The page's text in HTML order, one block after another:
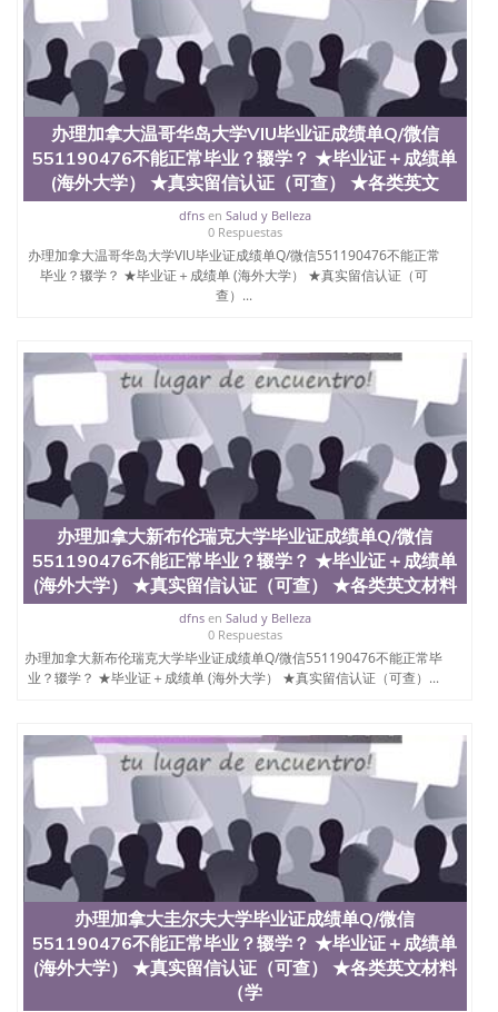
料； 5、等待结果，完成结果书留服直接邮寄给客户
6、客户确认收到结果，付余款。 我们对海外大学及
学院的毕业证成绩单所使用的材料，尺寸大小，防伪
结构（包括：水印，阴影底纹，钢印LOGO烫金烫
银，LOGO烫金烫银复合重叠。 文字图案浮雕，激光
镭射，紫外荧光，温感，复印防伪）都有原版本文凭
对照。质量得到了广大海外客户群体的认可，同时和
海外学校留学中介， 同时能做到与时俱进，及时掌握
各大院校的（毕业证，成绩单，资格证，学生卡，结
业证，录取通知书，在读证明等相关材料）的版本更
新信息， 能够在时间掌握的海外学历文凭的样版，尺
寸大小，纸张材质，防伪技术等等，并在时间收集到
原版实物，以求达到客户的需求。 我们的优势： 我
们在保证合理定价的同时，坚持较高性价比，通过品
信:551190476办理毕业证成绩单、教育部认证,录取通
知书，雅思，留学回国证明.
公司专业制作、办理、仿制、成绩单文凭、改成绩、
教育部学历学位认证、毕业证、成绩单、文凭、学历
文凭、假文凭假毕业证假学历书制作、假制作、办
理、仿制学位证书、毕业证文凭、文凭毕业证、毕业
证认证、留服认证、使馆认证、使馆证明、使馆留学
回国人员证明、留学生认证、学历认证、文凭认证学
位认证、留学生学历认证、留学生学位认证、英国文
凭学历、美国文凭学历、澳洲文凭学历、加拿大文凭
学历、新西兰学历认证等q:551190476 微信：
551190476 圣何塞州立大学毕业证（San Jose State
University）圣何塞州立大学毕业证（San Jose State
University）圣何塞州立大学毕业证（San Jose State
University）圣何塞州立大学成绩单（San Jose State
University）成绩单圣何塞州立大学文凭（San Jose
State University）圣何塞州立大学（San Jose State
University）圣何塞州立大学（San Jose State
University）圣何塞州立大学（ San Jose State
University）圣何塞州立大学（San Jose State
University）圣何塞州立大学文凭（San Jose State
University）圣何塞州立大学文凭（San Jose State
University）文凭圣何塞州立大学文凭（San Jose
State University）圣何塞州立大学学历（ San Jose
State University）圣何塞州立大学学历（San Jose
State University）圣何塞州立大学学历（San Jose
State University）圣 塞州立大学学历（San Jose
State University）圣何塞州立大学（San Jose State
办理加拿大温哥华岛大学VIU毕业证成绩单Q/微信
551190476不能正常毕业？辍学？ ★毕业证＋成绩单
(海外大学） ★真实留信认证（可查） ★各类英文
dfnsen Salud y Belleza
0 Respuestas
办理加拿大温哥华岛大学VIU毕业证成绩单Q/微信551190476不能正常
毕业？辍学？ ★毕业证＋成绩单 (海外大学） ★真实留信认证（可
查）...
办理加拿大新布伦瑞克大学毕业证成绩单Q/微信
551190476不能正常毕业？辍学？ ★毕业证＋成绩单
(海外大学） ★真实留信认证（可查） ★各类英文材料
dfnsen Salud y Belleza
0 Respuestas
办理加拿大新布伦瑞克大学毕业证成绩单Q/微信551190476不能正常毕
业？辍学？ ★毕业证＋成绩单 (海外大学） ★真实留信认证（可查）...
办理加拿大圭尔夫大学毕业证成绩单Q/微信
551190476不能正常毕业？辍学？ ★毕业证＋成绩单
(海外大学） ★真实留信认证（可查） ★各类英文材料
（学